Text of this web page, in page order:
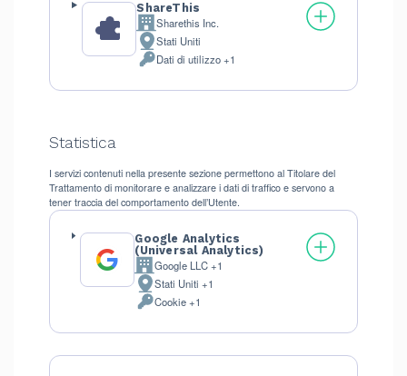
ShareThis
Azienda:Sharethis Inc.
Luogo
del
Stati Uniti
Dati
trattati:
Dati di utilizzo +1
Statistica
I servizi contenuti nella presente sezione permettono al Titolare del
Trattamento di monitorare e analizzare i dati di traffico e servono a
tener traccia del comportamento dell’Utente.
Google Analytics
(Universal Analytics)
Azienda:Google LLC +1
Luogo
del
Stati Uniti +1
Dati
trattati:
Cookie +1